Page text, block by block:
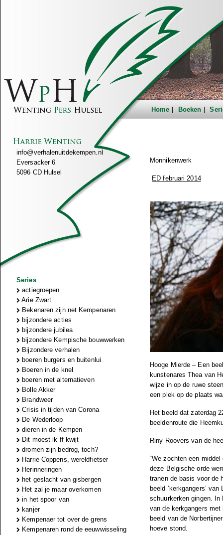
Home Boeken
info@verhalenuitdekempen.nl
Eversacker 6
5096 CD Hulsel
Series
actiegroepen
Arie Zwart
Bekenaren zijn net Kempenaren
bijzondere acties
bijzondere jubilea
bijzondere Kempische bouwwerken
Bijzondere verhalen
boeren burgers en buitenlui
Boeren in de knel
boeren met alternatieven
Bolle Akker
Brandweer
Crisis in tijden van Corona
De Wederloop
dieren in de Kempen
Dit moest ik ff kwijt
dromen zijn bedrog, toch?
Harrie Coppens, wereldfietser
Herinneringen
het geslacht van gisbergen
Het zal je maar overkomen
in het spoor van
kanjer
Kempenaer tot over de grens
Kempenaren rond de eeuwwisseling
Monnikenwerk
ED februari 2014
Hooge Mierde – Een
kunstenares Thea van
wijze in op de ruwe
een plek op de plaats
Het beeld dat zaterdag
beeldenroute die
Riny Roovers van de
“We zochten een
deze Belgische orde
tranen de basis voor de
beeld ‘kerkgangers’
schuurkerken gingen. In
van de kerkgangers
beeld van de
hoeve stond.